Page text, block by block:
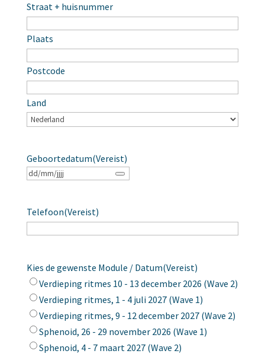
Straat + huisnummer
Plaats
Postcode
Land
Geboortedatum(Vereist)
Telefoon(Vereist)
Kies de gewenste Module / Datum(Vereist)
Verdieping ritmes 10 - 13 december 2026 (Wave 2)
Verdieping ritmes, 1 - 4 juli 2027 (Wave 1)
Verdieping ritmes, 9 - 12 december 2027 (Wave 2)
Sphenoid, 26 - 29 november 2026 (Wave 1)
Sphenoid, 4 - 7 maart 2027 (Wave 2)